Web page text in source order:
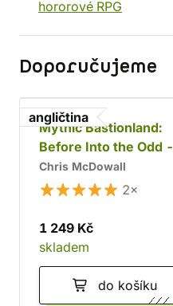
hororové RPG
Doporučujeme
angličtina
Mythic Bastionland:
Before Into the Odd -
Core Rulebook
Chris McDowall
2×
1 249 Kč
skladem
do košíku